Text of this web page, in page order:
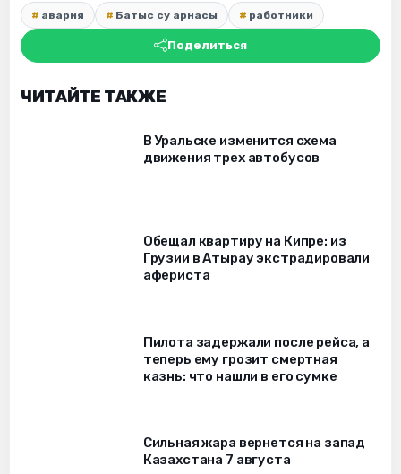
авария Батыс су арнасы работники
Поделиться
ЧИТАЙТЕ ТАКЖЕ
В Уральске изменится схема
движения трех автобусов
Обещал квартиру на Кипре: из
Грузии в Атырау экстрадировали
афериста
Пилота задержали после рейса, а
теперь ему грозит смертная
казнь: что нашли в его сумке
Сильная жара вернется на запад
Казахстана 7 августа